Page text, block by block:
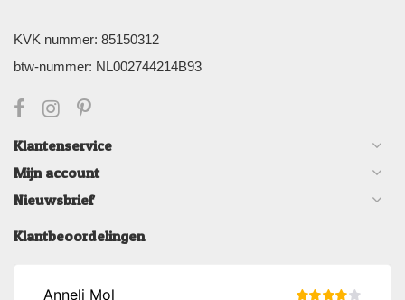
KVK nummer: 85150312
btw-nummer: NL002744214B93
Klantenservice
Mijn account
Nieuwsbrief
Klantbeoordelingen